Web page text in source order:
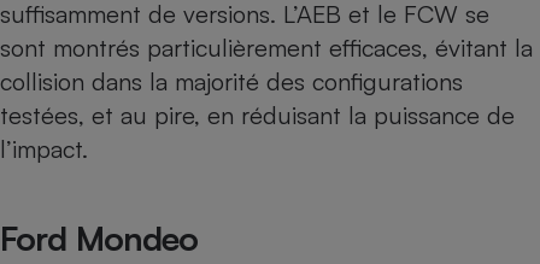
suffisamment de versions. L’AEB et le FCW se
sont montrés particulièrement efficaces, évitant la
collision dans la majorité des configurations
testées, et au pire, en réduisant la puissance de
l’impact.
Ford Mondeo